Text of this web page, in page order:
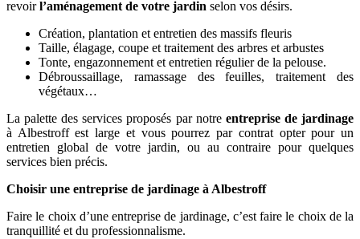
revoirl’aménagement de votre jardin selon vos désirs.
Création, plantation et entretien des massifs fleuris
Taille, élagage, coupe et traitement des arbres et arbustes
Tonte, engazonnement et entretien régulier de la pelouse.
Débroussaillage, ramassage des feuilles, traitement des
végétaux…
La palette des services proposés par notre entreprise de jardinage
à Albestroff est large et vous pourrez par contrat opter pour un
entretien global de votre jardin, ou au contraire pour quelques
services bien précis.
Choisir une entreprise de jardinage à Albestroff
Faire le choix d’une entreprise de jardinage, c’est faire le choix de la
tranquillité et du professionnalisme.